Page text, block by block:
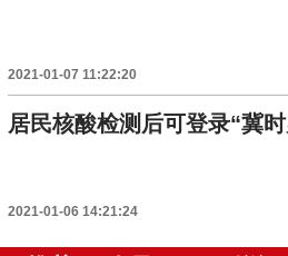
2021-01-07 11:22:20
居民核酸检测后可登录“冀
2021-01-06 14:21:24